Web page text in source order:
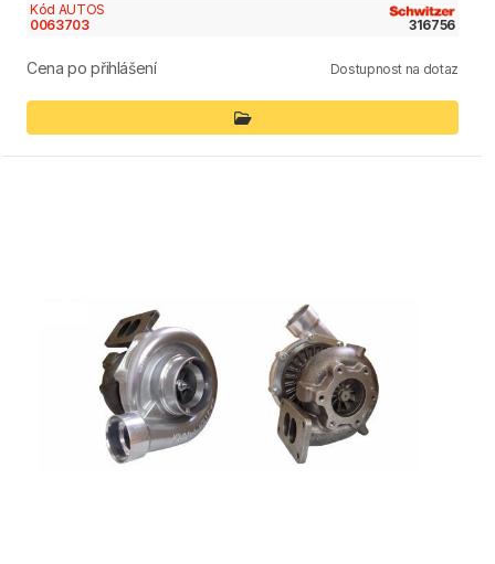
Kód AUTOS
0063703
316756
Cena po přihlášení Dostupnost na dotaz